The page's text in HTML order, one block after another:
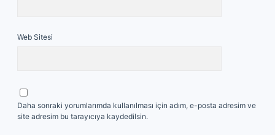
Web Sitesi
Daha sonraki yorumlarımda kullanılması için adım, e-posta adresim ve
site adresim bu tarayıcıya kaydedilsin.